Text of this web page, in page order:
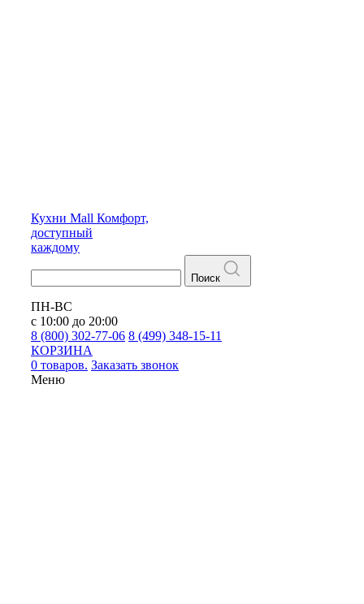
Кухни Mall Комфорт,
доступный
каждому
Поиск
ПН-ВС
с 10:00 до 20:00
8 (800) 302-77-06 8 (499) 348-15-11
КОРЗИНА
0 товаров. Заказать звонок
Меню